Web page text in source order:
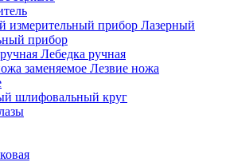
Лазерный
прибор
Лебедка ручная
Лезвие ножа
шлифовальный круг